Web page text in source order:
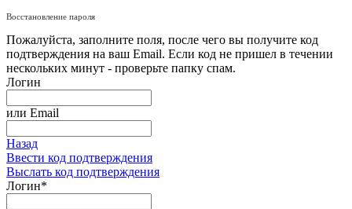
Восстановление пароля
Пожалуйста, заполните поля, после чего вы получите код
подтверждения на ваш Email. Если код не пришел в течении
нескольких минут - проверьте папку спам.
Логин
или Email
Назад
Ввести код подтверждения
Выслать код подтверждения
Логин*